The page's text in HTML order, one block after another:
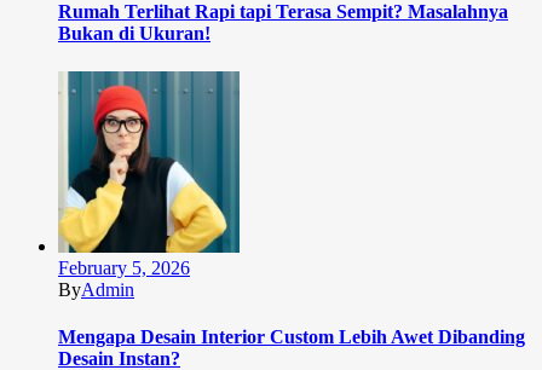
Rumah Terlihat Rapi tapi Terasa Sempit? Masalahnya
Bukan di Ukuran!
February 5, 2026
ByAdmin
Mengapa Desain Interior Custom Lebih Awet Dibanding
Desain Instan?